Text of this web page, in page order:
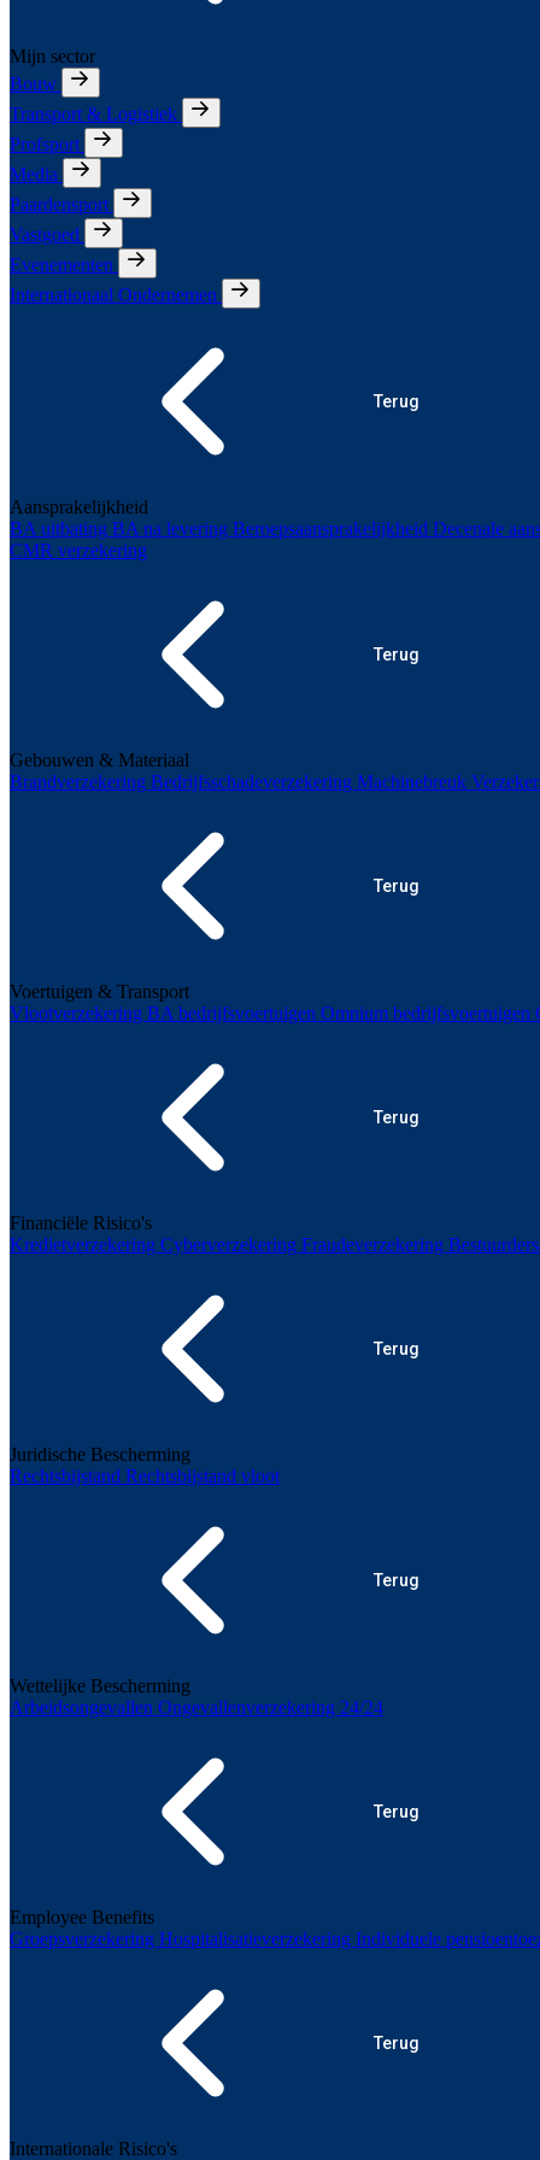
Mijn sector
Bouw
Transport & Logistiek
Profsport
Media
Paardensport
Vastgoed
Evenementen
Internationaal Ondernemen
Terug
Aansprakelijkheid
BA uitbating BA na levering Beroepsaansprakelijkheid Decenale
CMR verzekering
Terug
Gebouwen & Materiaal
Brandverzekering Bedrijfsschadeverzekering Machinebreuk
Terug
Voertuigen & Transport
Vlootverzekering BA bedrijfsvoertuigen Omnium bedrijfsvoertuigen
Terug
Financiële Risico's
Kredietverzekering Cyberverzekering Fraudeverzekering
Terug
Juridische Bescherming
Rechtsbijstand Rechtsbijstand vloot
Terug
Wettelijke Bescherming
Arbeidsongevallen Ongevallenverzekering 24/24
Terug
Employee Benefits
Groepsverzekering Hospitalisatieverzekering Individuele
Terug
Internationale Risico's